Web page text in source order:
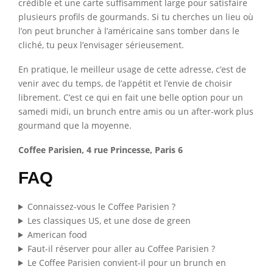
crédible et une carte suffisamment large pour satisfaire
plusieurs profils de gourmands. Si tu cherches un lieu où
l’on peut bruncher à l’américaine sans tomber dans le
cliché, tu peux l’envisager sérieusement.
En pratique, le meilleur usage de cette adresse, c’est de
venir avec du temps, de l’appétit et l’envie de choisir
librement. C’est ce qui en fait une belle option pour un
samedi midi, un brunch entre amis ou un after-work plus
gourmand que la moyenne.
Coffee Parisien, 4 rue Princesse, Paris 6
FAQ
Connaissez-vous le Coffee Parisien ?
Les classiques US, et une dose de green
American food
Faut-il réserver pour aller au Coffee Parisien ?
Le Coffee Parisien convient-il pour un brunch en